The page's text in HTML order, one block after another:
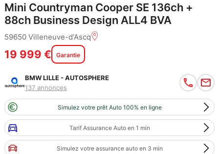
Mini Countryman Cooper SE 136ch +
88ch Business Design ALL4 BVA
59650 Villeneuve-d'Ascq
19 999 € Garantie
BMW LILLE - AUTOSPHERE
137 annonces
Simulez votre prêt Auto 100% en ligne
Tarif Assurance Auto en 1 min
Simulez votre assurance auto en 3 min